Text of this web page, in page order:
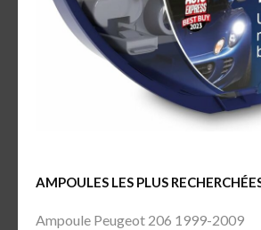
AMPOULES LES PLUS
Ampoule Peugeot 206 1999-2009